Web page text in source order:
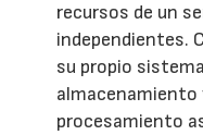
recursos de un
independientes.
su propio
almacenamiento
procesamiento